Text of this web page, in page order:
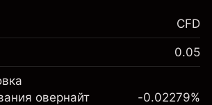
рынок доступен для
CFD
0.05
овернайт
-0.02279%